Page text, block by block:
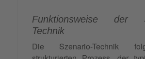
Funktionsweise der
Technik
Die Szenario-Technik